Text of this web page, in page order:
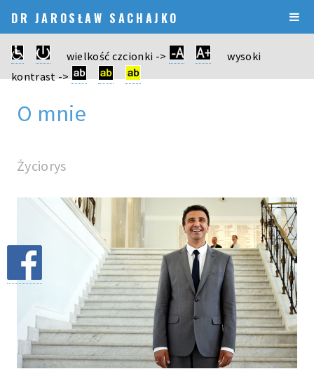
DR JAROSŁAW SACHAJKO
wielkość czcionki ->
wysoki
kontrast ->
O mnie
Życiorys